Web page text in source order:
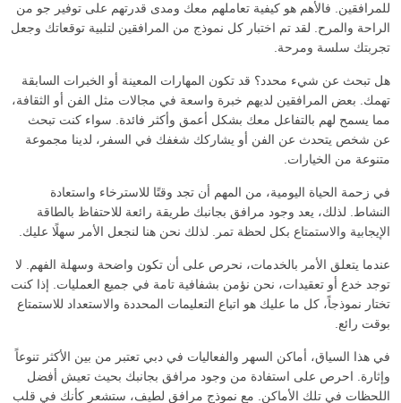
للمرافقين. فالأهم هو كيفية تعاملهم معك ومدى قدرتهم على توفير جو من
الراحة والمرح. لقد تم اختبار كل نموذج من المرافقين لتلبية توقعاتك وجعل
تجربتك سلسة ومرحة.
هل تبحث عن شيء محدد؟ قد تكون المهارات المعينة أو الخبرات السابقة
تهمك. بعض المرافقين لديهم خبرة واسعة في مجالات مثل الفن أو الثقافة،
مما يسمح لهم بالتفاعل معك بشكل أعمق وأكثر فائدة. سواء كنت تبحث
عن شخص يتحدث عن الفن أو يشاركك شغفك في السفر، لدينا مجموعة
متنوعة من الخيارات.
في زحمة الحياة اليومية، من المهم أن تجد وقتًا للاسترخاء واستعادة
النشاط. لذلك، يعد وجود مرافق بجانبك طريقة رائعة للاحتفاظ بالطاقة
الإيجابية والاستمتاع بكل لحظة تمر. لذلك نحن هنا لنجعل الأمر سهلًا عليك.
عندما يتعلق الأمر بالخدمات، نحرص على أن تكون واضحة وسهلة الفهم. لا
توجد خدع أو تعقيدات، نحن نؤمن بشفافية تامة في جميع العمليات. إذا كنت
تختار نموذجاً، كل ما عليك هو اتباع التعليمات المحددة والاستعداد للاستمتاع
بوقت رائع.
في هذا السياق، أماكن السهر والفعاليات في دبي تعتبر من بين الأكثر تنوعاً
وإثارة. احرص على استفادة من وجود مرافق بجانبك بحيث تعيش أفضل
اللحظات في تلك الأماكن. مع نموذج مرافق لطيف، ستشعر كأنك في قلب